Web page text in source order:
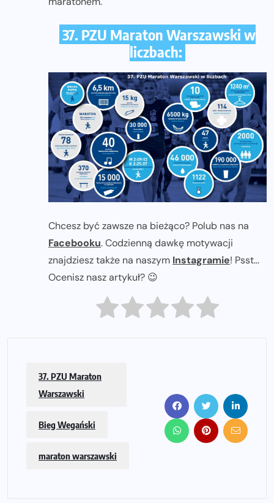
37. PZU Maraton Warszawski w
liczbach:
Chcesz być zawsze na bieżąco? Polub nas na
Facebooku. Codzienną dawkę motywacji
znajdziesz także na naszym Instagramie! Psst...
Ocenisz nasz artykuł? 😉
37. PZU Maraton
Warszawski
Bieg Wegański
maraton warszawski